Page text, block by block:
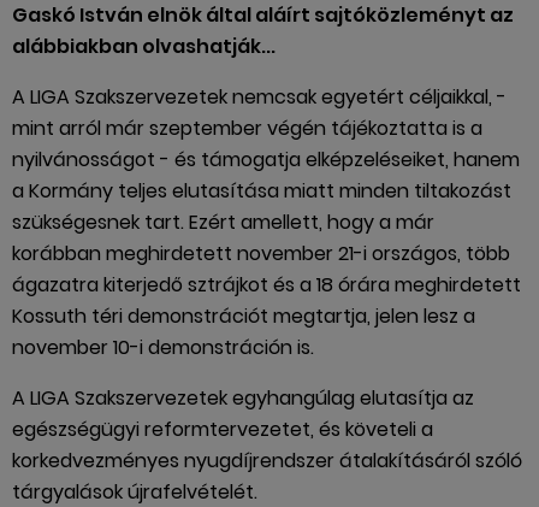
Gaskó István elnök által aláírt sajtóközleményt az
alábbiakban olvashatják...
A LIGA Szakszervezetek nemcsak egyetért céljaikkal, -
mint arról már szeptember végén tájékoztatta is a
nyilvánosságot - és támogatja elképzeléseiket, hanem
a Kormány teljes elutasítása miatt minden tiltakozást
szükségesnek tart. Ezért amellett, hogy a már
korábban meghirdetett november 21-i országos, több
ágazatra kiterjedő sztrájkot és a 18 órára meghirdetett
Kossuth téri demonstrációt megtartja, jelen lesz a
november 10-i demonstráción is.
A LIGA Szakszervezetek egyhangúlag elutasítja az
egészségügyi reformtervezetet, és követeli a
korkedvezményes nyugdíjrendszer átalakításáról szóló
tárgyalások újrafelvételét.